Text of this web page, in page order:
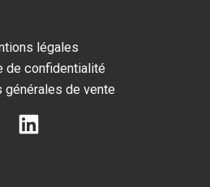
légales
de confidentialité
générales de vente